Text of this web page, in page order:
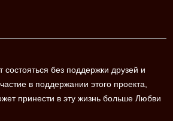
без поддержки друзей и
в поддержании этого проекта,
принести в эту жизнь больше Любви